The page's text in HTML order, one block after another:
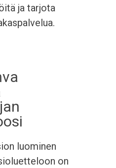
ja tarjota
luominen
on